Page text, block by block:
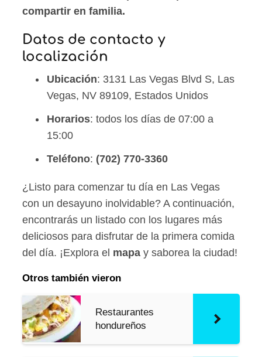
compartir en familia.
Datos de contacto y
localización
Ubicación: 3131 Las Vegas Blvd S, Las
Vegas, NV 89109, Estados Unidos
Horarios: todos los días de 07:00 a
15:00
Teléfono: (702) 770-3360
¿Listo para comenzar tu día en Las Vegas
con un desayuno inolvidable? A continuación,
encontrarás un listado con los lugares más
deliciosos para disfrutar de la primera comida
del día. ¡Explora el mapa y saborea la ciudad!
Otros también vieron
Restaurantes
hondureños